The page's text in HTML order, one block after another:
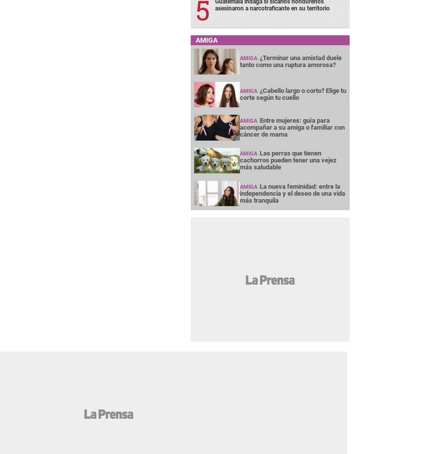
Guatemala indaga si sicarios hondureños
asesinaron a narcotraficante en su territorio
AMIGA
AMIGA ¿Terminar una amistad duele
tanto como una ruptura amorosa?
AMIGA ¿Cabello largo o corto? Elige tu
corte según tu cuello
AMIGA Entre mujeres: guía para
acompañar a su amiga o familiar con
cáncer de mama
AMIGA Las perras que tienen
cachorros pueden tener una vejez
más saludable
AMIGA La nueva feminidad: entre la
independencia y el deseo de una vida
más tranquila